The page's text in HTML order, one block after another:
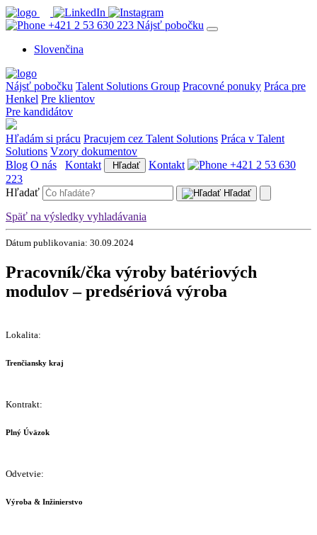
+421 2 53 630 223 Nájsť pobočku
Slovenčina
Nájsť pobočku Talent Solutions Group Pracovné ponuky Práca pre
Henkel Pre klientov
Pre kandidátov
Hľadám si prácu Pracujem cez Talent Solutions Práca v Talent
Solutions Vzory dokumentov
Blog O nás Kontakt Hľadať Kontakt
+421 2 53 630
223
Hľadať
Hľadať
Späť na výsledky vyhladávania
Dátum publikovania: 30.09.2024
Pracovník/čka výroby batériových
modulov – predsériová výroba
Lokalita:
Trenčiansky kraj
Kontrakt:
Plný Úväzok
Odvetvie:
Výroba & Inžinierstvo